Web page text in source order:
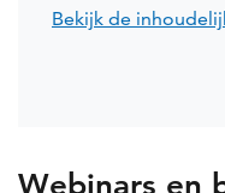
Bekijk de
Webinars en